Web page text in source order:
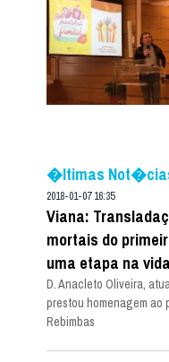
�ltimas
2018-01-07 16:35
Viana:
mortais do
uma etapa na
D. Anacleto Oliveira,
prestou homenagem ao
Rebimbas